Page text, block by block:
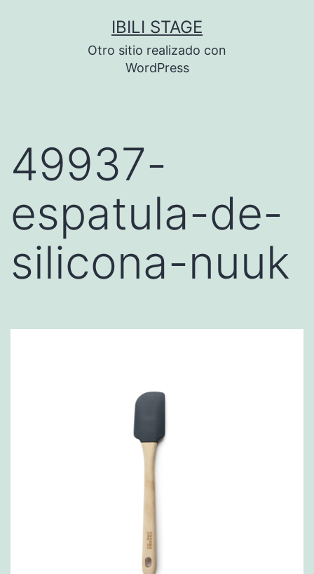
IBILI STAGE
Otro sitio realizado con
WordPress
49937-
espatula-de-
silicona-nuuk